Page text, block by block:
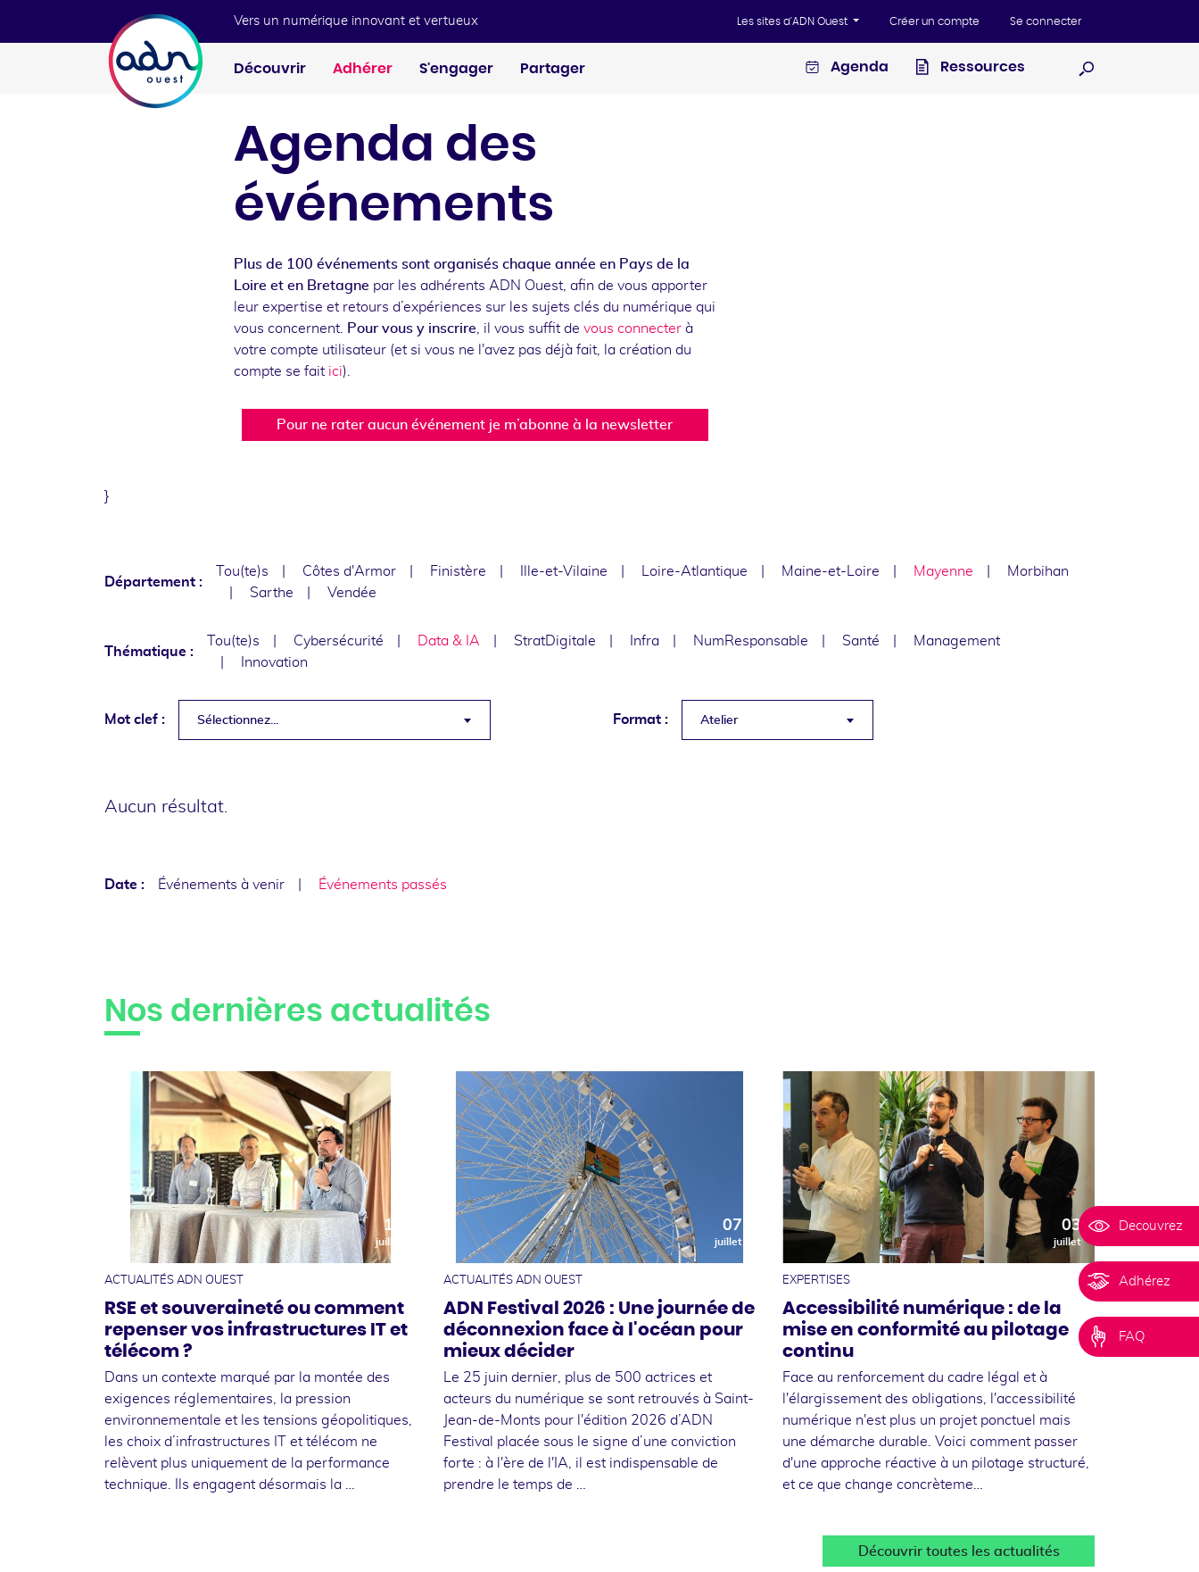
Vers un numérique innovant et vertueux Les sites d'ADN Ouest Créer un compte Se connecter
Découvrir Adhérer S'engager Partager Agenda
Ressources
Agenda des
événements
Plus de 100 événements sont organisés chaque année en Pays de la
Loire et en Bretagne par les adhérents ADN Ouest, afin de vous apporter
leur expertise et retours d’expériences sur les sujets clés du numérique qui
vous concernent. Pour vous y inscrire, il vous suffit de vous connecter à
votre compte utilisateur (et si vous ne l'avez pas déjà fait, la création du
compte se fait ici).
Pour ne rater aucun événement je m’abonne à la newsletter
}
Département :
Tou(te)s Côtes d'Armor Finistère Ille-et-Vilaine Loire-Atlantique Maine-et-Loire Mayenne
Morbihan
Sarthe
Vendée
Thématique :
Tou(te)s Cybersécurité Data & IA StratDigitale Infra NumResponsable Santé
Management
Innovation
Mot clef : Sélectionnez... Format : Atelier
Aucun résultat.
Date : Événements à venir Événements passés
Decouvrez
Adhérez
FAQ
Nos dernières actualités
10
juillet
ACTUALITÉS ADN OUEST
RSE et souveraineté ou comment
repenser vos infrastructures IT et
télécom ?
Dans un contexte marqué par la montée des
exigences réglementaires, la pression
environnementale et les tensions géopolitiques,
les choix d’infrastructures IT et télécom ne
relèvent plus uniquement de la performance
technique. Ils engagent désormais la …
07
juillet
ACTUALITÉS ADN OUEST
ADN Festival 2026 : Une journée de
déconnexion face à l'océan pour
mieux décider
Le 25 juin dernier, plus de 500 actrices et
acteurs du numérique se sont retrouvés à Saint-
Jean-de-Monts pour l'édition 2026 d’ADN
Festival placée sous le signe d’une conviction
forte : à l'ère de l'IA, il est indispensable de
prendre le temps de …
03
juillet
EXPERTISES
Accessibilité numérique : de la
mise en conformité au pilotage
continu
Face au renforcement du cadre légal et à
l'élargissement des obligations, l'accessibilité
numérique n'est plus un projet ponctuel mais
une démarche durable. Voici comment passer
d'une approche réactive à un pilotage structuré,
et ce que change concrèteme…
Découvrir toutes les actualités